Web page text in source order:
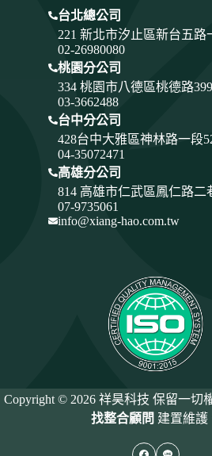
台北總公司
221 新北市汐止區新台五路
02-26980080
桃園分公司
334 桃園市八德區桃德路
03-3662488
台中分公司
428台中大雅區神林路一段
04-35072471
高雄分公司
814 高雄市仁武區鳳仁路二
07-9735061
info@xiang-hao.com.tw
Copyright © 2026 祥昊科技 保留一切
找整合顧問 建置維護